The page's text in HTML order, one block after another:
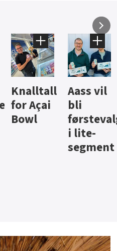
Brus og
jus fra
Berentsen
Hard
iste fra
Hansa